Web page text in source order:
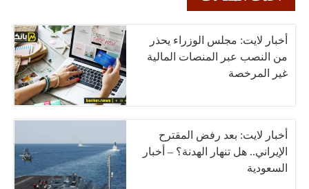
أخبار لايت: مجلس الوزراء يحذر
من النصب عبر المنصات المالية
غير المرخصة
أخبار لايت: بعد رفض المقترح
الإيراني.. هل تنهار الهدنة؟ – أخبار
السعودية